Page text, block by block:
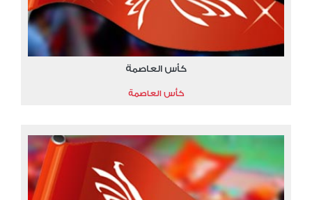
كأس العاصمة
كأس العاصمة